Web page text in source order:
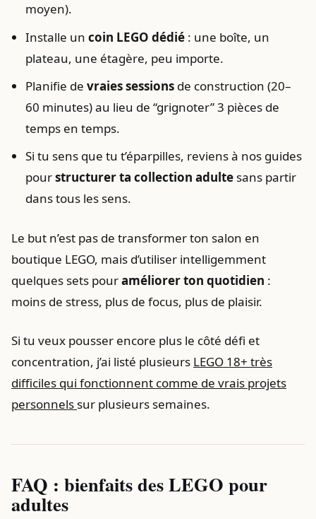
moyen).
Installe uncoin LEGO dédié : une boîte, un
plateau, une étagère, peu importe.
Planifie devraies sessions de construction (20–
60 minutes) au lieu de “grignoter” 3 pièces de
temps en temps.
Si tu sens que tu t’éparpilles, reviens à nos guides
pourstructurer ta collection adulte sans partir
dans tous les sens.
Le but n’est pas de transformer ton salon en
boutique LEGO, mais d’utiliser intelligemment
quelques sets pouraméliorer ton quotidien :
moins de stress, plus de focus, plus de plaisir.
Si tu veux pousser encore plus le côté défi et
concentration, j’ai listé plusieurs LEGO 18+ très
difficiles qui fonctionnent comme de vrais projets
personnels sur plusieurs semaines.
FAQ : bienfaits des LEGO pour
adultes